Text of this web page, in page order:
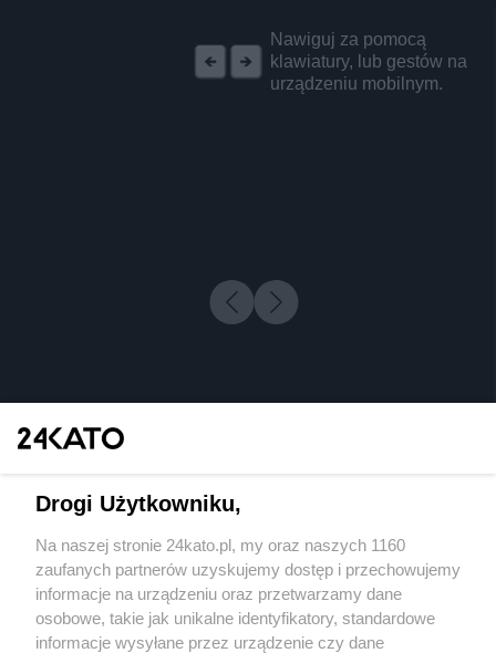
Nawiguj za pomocą
klawiatury, lub gestów na
urządzeniu mobilnym.
Wydawca mediów lokalnych
Drogi Użytkowniku,
Na naszej stronie 24kato.pl, my oraz naszych 1160
zaufanych partnerów uzyskujemy dostęp i przechowujemy
informacje na urządzeniu oraz przetwarzamy dane
osobowe, takie jak unikalne identyfikatory, standardowe
informacje wysyłane przez urządzenie czy dane